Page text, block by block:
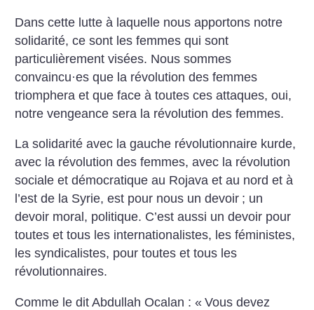
Dans cette lutte à laquelle nous apportons notre
solidarité, ce sont les femmes qui sont
particulièrement visées. Nous sommes
convaincu·es que la révolution des femmes
triomphera et que face à toutes ces attaques, oui,
notre vengeance sera la révolution des femmes.
La solidarité avec la gauche révolutionnaire kurde,
avec la révolution des femmes, avec la révolution
sociale et démocratique au Rojava et au nord et à
l’est de la Syrie, est pour nous un devoir ; un
devoir moral, politique. C’est aussi un devoir pour
toutes et tous les internationalistes, les féministes,
les syndicalistes, pour toutes et tous les
révolutionnaires.
Comme le dit Abdullah Ocalan : « Vous devez